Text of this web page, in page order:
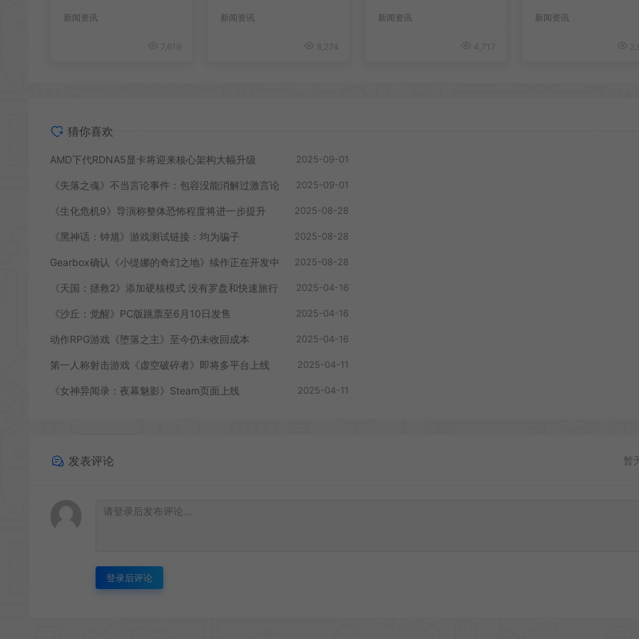
新闻资讯
7,619
新闻资讯
8,274
新闻资讯
4,717
新闻资讯
猜你喜欢
AMD下代RDNA5显卡将迎来核心架构大幅升级 2025-09-01
《失落之魂》不当言论事件：包容没能消解过激言论 2025-09-01
《生化危机9》导演称整体恐怖程度将进一步提升 2025-08-28
《黑神话：钟馗》游戏测试链接：均为骗子 2025-08-28
Gearbox确认《小缇娜的奇幻之地》续作正在开发中 2025-08-28
《天国：拯救2》添加硬核模式 没有罗盘和快速旅行 2025-04-16
《沙丘：觉醒》PC版跳票至6月10日发售 2025-04-16
动作RPG游戏《堕落之主》至今仍未收回成本 2025-04-16
第一人称射击游戏《虚空破碎者》即将多平台上线 2025-04-11
《女神异闻录：夜幕魅影》Steam页面上线 2025-04-11
发表评论 暂
登录后评论